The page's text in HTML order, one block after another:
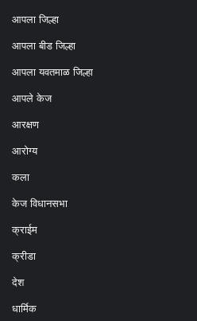
आपला जिल्हा
आपला बीड जिल्हा
आपला यवतमाळ जिल्हा
आपले केज
आरक्षण
आरोग्य
कला
केज विधानसभा
क्राईम
क्रीडा
देश
धार्मिक